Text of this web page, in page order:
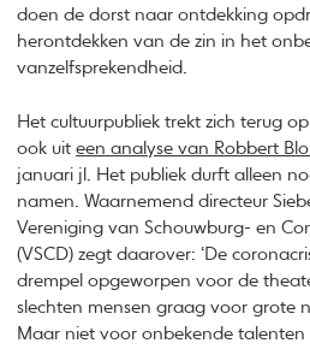
doen de dorst naar ontdekking
herontdekken van de zin in het
vanzelfsprekendheid.
Het cultuurpubliek trekt zich terug
ook uiteen analyse van Robbert
januari jl. Het publiek durft alleen
namen. Waarnemend directeur
Vereniging van Schouwburg- en
(VSCD) zegt daarover: ‘De
drempel opgeworpen voor de
slechten mensen graag voor grote
Maar niet voor onbekende talenten